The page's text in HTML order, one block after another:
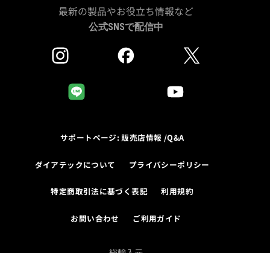
最新の製品やお役立ち情報など
公式SNSで配信中
サポートページ: 販売店情報 /Q&A
ダイアテックについて プライバシーポリシー
特定商取引法に基づく表記 利用規約
お問い合わせ ご利用ガイド